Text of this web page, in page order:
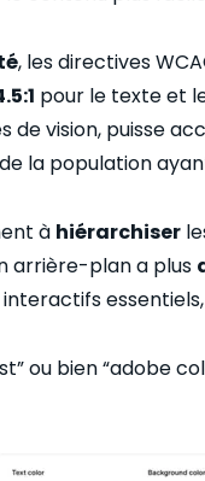
, les directives
pour le texte et
de vision, puisse
de la population
à hiérarchiser
arrière-plan a plus
ou bien “adobe